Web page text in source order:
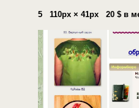
5 110px × 41px 20 $ в